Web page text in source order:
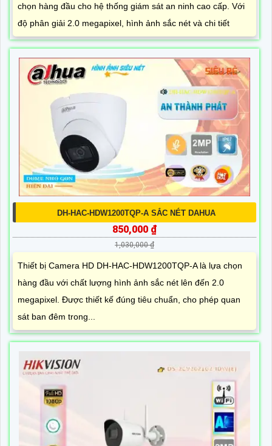
chọn hàng đầu cho hệ thống giám sát an ninh cao cấp. Với
độ phân giải 2.0 megapixel, hình ảnh sắc nét và chi tiết
DH-HAC-HDW1200TQP-A SẮC NÉT DAHUA
850,000 ₫
1,030,000 ₫
Thiết bị Camera HD DH-HAC-HDW1200TQP-A là lựa chọn
hàng đầu với chất lượng hình ảnh sắc nét lên đến 2.0
megapixel. Được thiết kế đúng tiêu chuẩn, cho phép quan
sát ban đêm trong...